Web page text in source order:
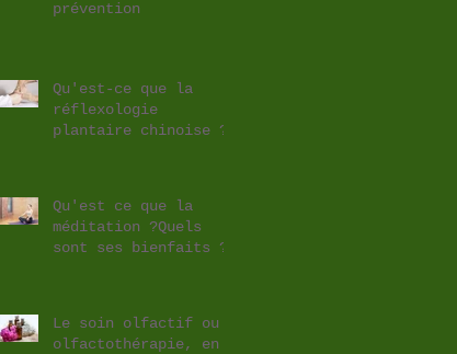
prévention
Qu'est-ce que la
réflexologie
plantaire chinoise ?
Qu'est ce que la
méditation ?Quels
sont ses bienfaits ?
Le soin olfactif ou
olfactothérapie, en